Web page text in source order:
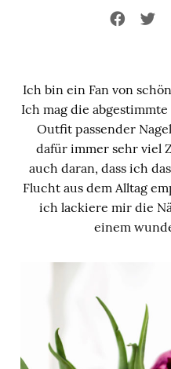
Ich bin ein Fan von
Ich mag die
Outfit passender
dafür immer sehr viel
auch daran, dass ich
Flucht aus dem Alltag
ich lackiere mir die
einem